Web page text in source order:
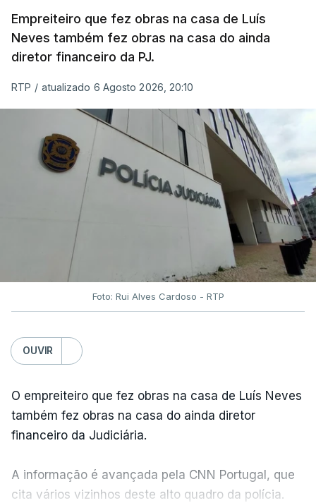
Empreiteiro que fez obras na casa de Luís
Neves também fez obras na casa do ainda
diretor financeiro da PJ.
RTP / atualizado 6 Agosto 2026, 20:10
Foto: Rui Alves Cardoso - RTP
OUVIR
O empreiteiro que fez obras na casa de Luís Neves
também fez obras na casa do ainda diretor
financeiro da Judiciária.
A informação é avançada pela CNN Portugal, que
cita vários vizinhos deste alto quadro da polícia.